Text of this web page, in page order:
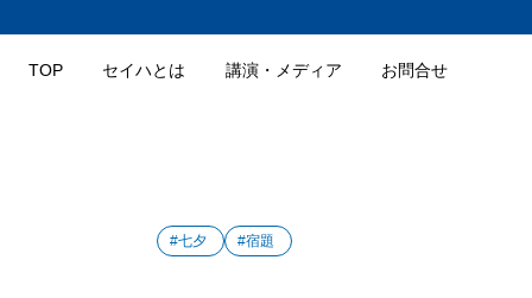
TOP セイハとは 講演・メディア お問合せ
#七夕 #宿題